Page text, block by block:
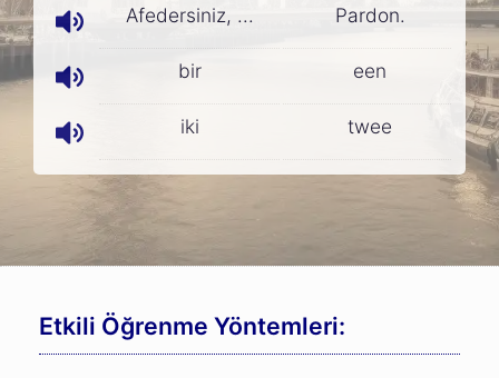
Afedersiniz, ... Pardon.
bir een
iki twee
Etkili Öğrenme Yöntemleri: